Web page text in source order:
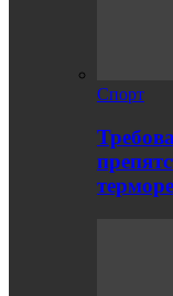
Спорт